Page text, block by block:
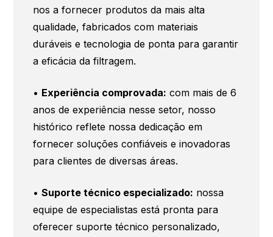
nos a fornecer produtos da mais alta
qualidade, fabricados com materiais
duráveis e tecnologia de ponta para garantir
a eficácia da filtragem.
• Experiência comprovada: com mais de 6
anos de experiência nesse setor, nosso
histórico reflete nossa dedicação em
fornecer soluções confiáveis e inovadoras
para clientes de diversas áreas.
•Suporte técnico especializado: nossa
equipe de especialistas está pronta para
oferecer suporte técnico personalizado,